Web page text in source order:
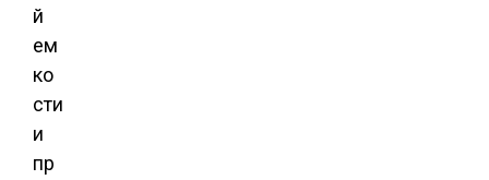
й
ем
ко
сти
и
пр